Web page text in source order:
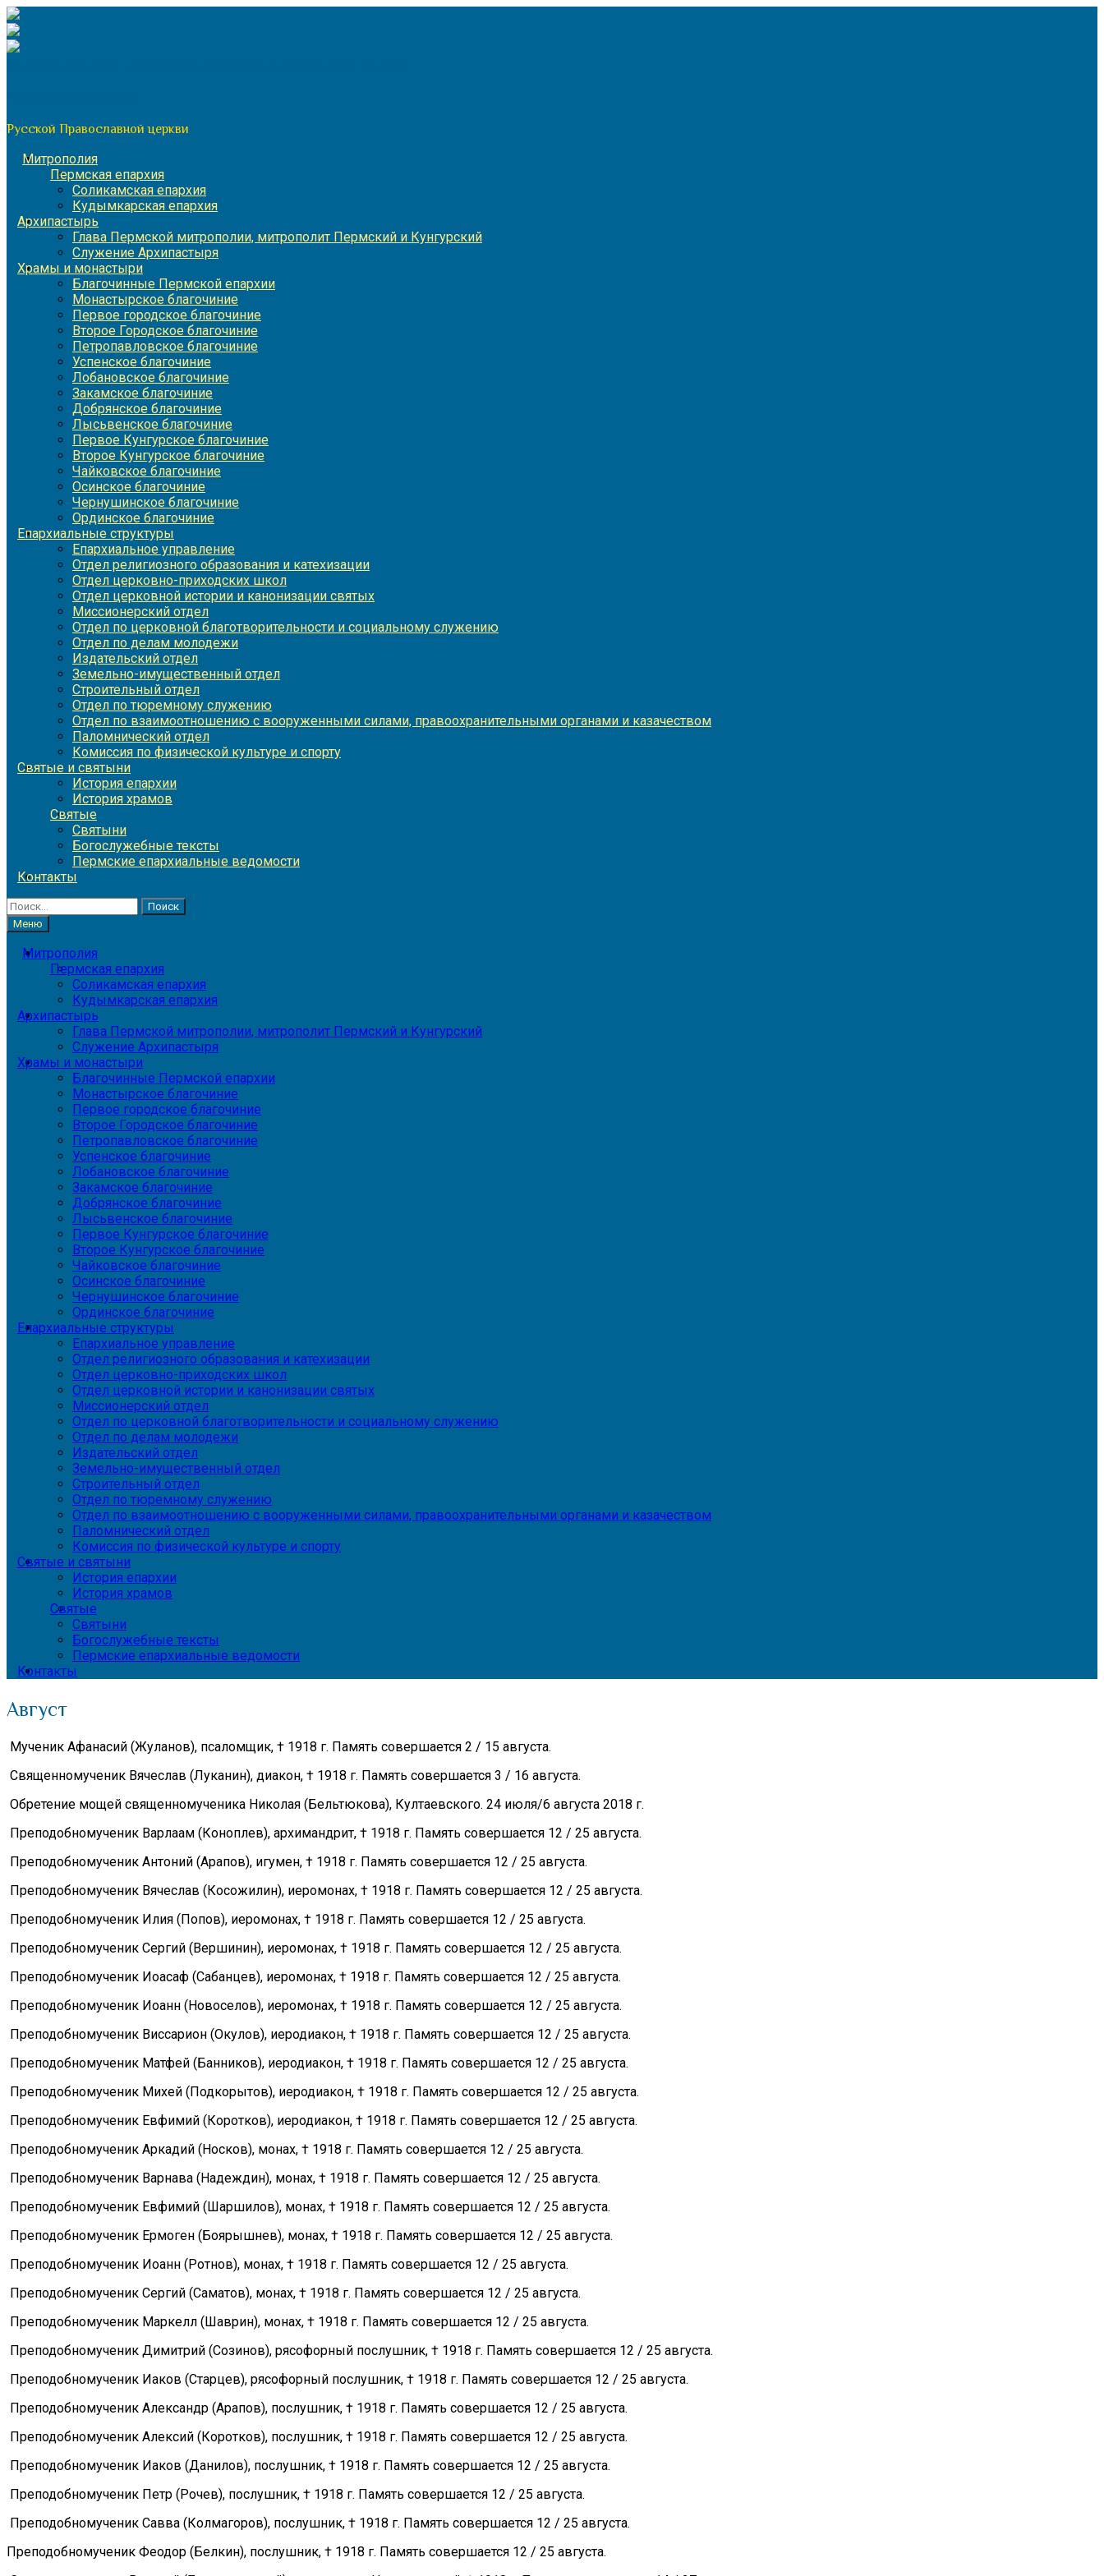
Перейти
к
содержимому
Русской Православной церкви
Митрополия
Пермская епархия
Соликамская епархия
Кудымкарская епархия
Архипастырь
Глава Пермской митрополии, митрополит Пермский и Кунгурский
Служение Архипастыря
Храмы и монастыри
Благочинные Пермской епархии
Монастырское благочиние
Первое городское благочиние
Второе Городское благочиние
Петропавловское благочиние
Успенское благочиние
Лобановское благочиние
Закамское благочиние
Добрянское благочиние
Лысьвенское благочиние
Первое Кунгурское благочиние
Второе Кунгурское благочиние
Чайковское благочиние
Осинское благочиние
Чернушинское благочиние
Ординское благочиние
Епархиальные структуры
Епархиальное управление
Отдел религиозного образования и катехизации
Отдел церковно-приходских школ
Отдел церковной истории и канонизации святых
Миссионерский отдел
Отдел по церковной благотворительности и социальному служению
Отдел по делам молодежи
Издательский отдел
Земельно-имущественный отдел
Строительный отдел
Отдел по тюремному служению
Отдел по взаимоотношению с вооруженными силами, правоохранительными органами и казачеством
Паломнический отдел
Комиссия по физической культуре и спорту
Святые и святыни
История епархии
История храмов
Святые
Святыни
Богослужебные тексты
Пермские епархиальные ведомости
Контакты
Найти:
Меню
Митрополия
Пермская епархия
Соликамская епархия
Кудымкарская епархия
Архипастырь
Глава Пермской митрополии, митрополит Пермский и Кунгурский
Служение Архипастыря
Храмы и монастыри
Благочинные Пермской епархии
Монастырское благочиние
Первое городское благочиние
Второе Городское благочиние
Петропавловское благочиние
Успенское благочиние
Лобановское благочиние
Закамское благочиние
Добрянское благочиние
Лысьвенское благочиние
Первое Кунгурское благочиние
Второе Кунгурское благочиние
Чайковское благочиние
Осинское благочиние
Чернушинское благочиние
Ординское благочиние
Епархиальные структуры
Епархиальное управление
Отдел религиозного образования и катехизации
Отдел церковно-приходских школ
Отдел церковной истории и канонизации святых
Миссионерский отдел
Отдел по церковной благотворительности и социальному служению
Отдел по делам молодежи
Издательский отдел
Земельно-имущественный отдел
Строительный отдел
Отдел по тюремному служению
Отдел по взаимоотношению с вооруженными силами, правоохранительными органами и казачеством
Паломнический отдел
Комиссия по физической культуре и спорту
Святые и святыни
История епархии
История храмов
Святые
Святыни
Богослужебные тексты
Пермские епархиальные ведомости
Контакты
Август
Мученик Афанасий (Жуланов), псаломщик, † 1918 г. Память совершается 2 / 15 августа.
Священномученик Вячеслав (Луканин), диакон, † 1918 г. Память совершается 3 / 16 августа.
Обретение мощей священномученика Николая (Бельтюкова), Култаевского. 24 июля/6 августа 2018 г.
Преподобномученик Варлаам (Коноплев), архимандрит, † 1918 г. Память совершается 12 / 25 августа.
Преподобномученик Антоний (Арапов), игумен, † 1918 г. Память совершается 12 / 25 августа.
Преподобномученик Вячеслав (Косожилин), иеромонах, † 1918 г. Память совершается 12 / 25 августа.
Преподобномученик Илия (Попов), иеромонах, † 1918 г. Память совершается 12 / 25 августа.
Преподобномученик Сергий (Вершинин), иеромонах, † 1918 г. Память совершается 12 / 25 августа.
Преподобномученик Иоасаф (Сабанцев), иеромонах, † 1918 г. Память совершается 12 / 25 августа.
Преподобномученик Иоанн (Новоселов), иеромонах, † 1918 г. Память совершается 12 / 25 августа.
Преподобномученик Виссарион (Окулов), иеродиакон, † 1918 г. Память совершается 12 / 25 августа.
Преподобномученик Матфей (Банников), иеродиакон, † 1918 г. Память совершается 12 / 25 августа.
Преподобномученик Михей (Подкорытов), иеродиакон, † 1918 г. Память совершается 12 / 25 августа.
Преподобномученик Евфимий (Коротков), иеродиакон, † 1918 г. Память совершается 12 / 25 августа.
Преподобномученик Аркадий (Носков), монах, † 1918 г. Память совершается 12 / 25 августа.
Преподобномученик Варнава (Надеждин), монах, † 1918 г. Память совершается 12 / 25 августа.
Преподобномученик Евфимий (Шаршилов), монах, † 1918 г. Память совершается 12 / 25 августа.
Преподобномученик Ермоген (Боярышнев), монах, † 1918 г. Память совершается 12 / 25 августа.
Преподобномученик Иоанн (Ротнов), монах, † 1918 г. Память совершается 12 / 25 августа.
Преподобномученик Сергий (Саматов), монах, † 1918 г. Память совершается 12 / 25 августа.
Преподобномученик Маркелл (Шаврин), монах, † 1918 г. Память совершается 12 / 25 августа.
Преподобномученик Димитрий (Созинов), рясофорный послушник, † 1918 г. Память совершается 12 / 25 августа.
Преподобномученик Иаков (Старцев), рясофорный послушник, † 1918 г. Память совершается 12 / 25 августа.
Преподобномученик Александр (Арапов), послушник, † 1918 г. Память совершается 12 / 25 августа.
Преподобномученик Алексий (Коротков), послушник, † 1918 г. Память совершается 12 / 25 августа.
Преподобномученик Иаков (Данилов), послушник, † 1918 г. Память совершается 12 / 25 августа.
Преподобномученик Петр (Рочев), послушник, † 1918 г. Память совершается 12 / 25 августа.
Преподобномученик Савва (Колмагоров), послушник, † 1918 г. Память совершается 12 / 25 августа.
Преподобномученик Феодор (Белкин), послушник, † 1918 г. Память совершается 12 / 25 августа.